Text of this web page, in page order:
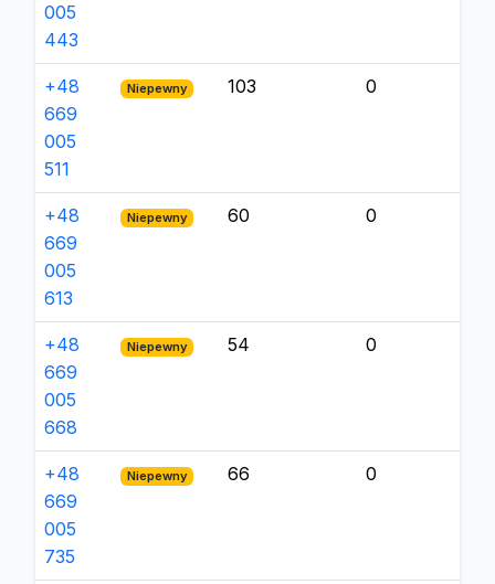
005
443
+48
669
005
511
Niepewny 103 0
+48
669
005
613
Niepewny 60 0
+48
669
005
668
Niepewny 54 0
+48
669
005
735
Niepewny 66 0